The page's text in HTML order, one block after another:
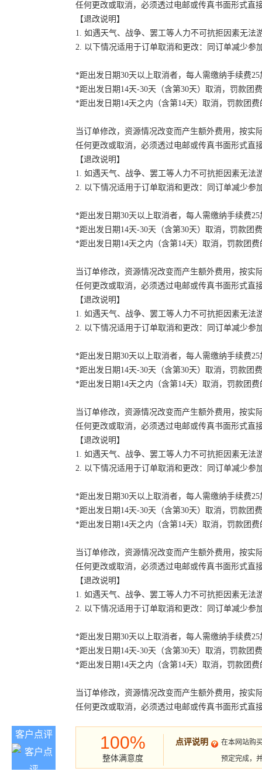
任何更改或取消，必须透过电邮或传真书面形式直
【退改说明】
1. 如遇天气、战争、罢工等人力不可抗拒因素无
2. 以下情况适用于订单取消和更改：同订单减少
*距出发日期30天以上取消者，每人需缴纳手续费
*距出发日期14天-30天（含第30天）取消，罚款团
*距出发日期14天之内（含第14天）取消，罚款团费
当订单修改，资源情况改变而产生额外费用，按实
任何更改或取消，必须透过电邮或传真书面形式直
【退改说明】
1. 如遇天气、战争、罢工等人力不可抗拒因素无
2. 以下情况适用于订单取消和更改：同订单减少
*距出发日期30天以上取消者，每人需缴纳手续费
*距出发日期14天-30天（含第30天）取消，罚款团
*距出发日期14天之内（含第14天）取消，罚款团费
当订单修改，资源情况改变而产生额外费用，按实
任何更改或取消，必须透过电邮或传真书面形式直
【退改说明】
1. 如遇天气、战争、罢工等人力不可抗拒因素无
2. 以下情况适用于订单取消和更改：同订单减少
*距出发日期30天以上取消者，每人需缴纳手续费
*距出发日期14天-30天（含第30天）取消，罚款团
*距出发日期14天之内（含第14天）取消，罚款团费
当订单修改，资源情况改变而产生额外费用，按实
任何更改或取消，必须透过电邮或传真书面形式直
【退改说明】
1. 如遇天气、战争、罢工等人力不可抗拒因素无
2. 以下情况适用于订单取消和更改：同订单减少
*距出发日期30天以上取消者，每人需缴纳手续费
*距出发日期14天-30天（含第30天）取消，罚款团
*距出发日期14天之内（含第14天）取消，罚款团费
当订单修改，资源情况改变而产生额外费用，按实
任何更改或取消，必须透过电邮或传真书面形式直
【退改说明】
1. 如遇天气、战争、罢工等人力不可抗拒因素无
2. 以下情况适用于订单取消和更改：同订单减少
*距出发日期30天以上取消者，每人需缴纳手续费
*距出发日期14天-30天（含第30天）取消，罚款团
*距出发日期14天之内（含第14天）取消，罚款团费
当订单修改，资源情况改变而产生额外费用，按实
任何更改或取消，必须透过电邮或传真书面形式直
客户点评 100%
整体满意度
点评说明
在本网站购
预定完成，